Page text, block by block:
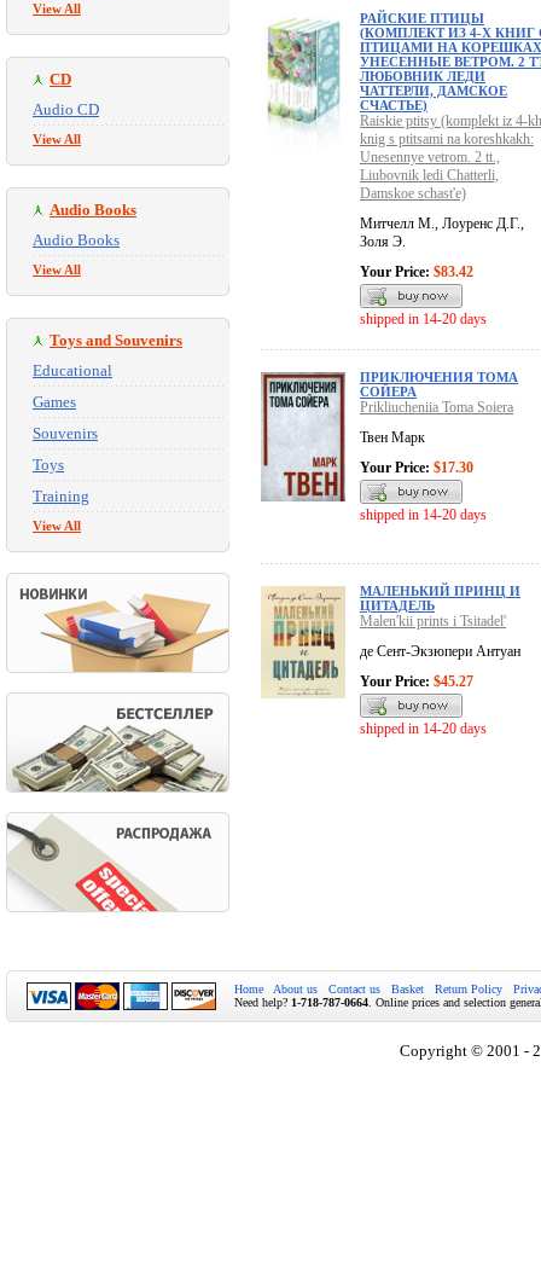
View All
CD
Audio CD
View All
Audio Books
Audio Books
View All
Toys and Souvenirs
Educational
Games
Souvenirs
Toys
Training
View All
РАЙСКИЕ ПТИЦЫ
(КОМПЛЕКТ ИЗ 4-Х КНИГ
ПТИЦАМИ НА
УНЕСЕННЫЕ ВЕТРОМ. 2
ЛЮБОВНИК ЛЕДИ
ЧАТТЕРЛИ, ДАМСКОЕ
СЧАСТЬЕ)
Raiskie ptitsy (komplekt iz 4-kh
knig s ptitsami na koreshkakh:
Unesennye vetrom. 2 tt.,
Liubovnik ledi Chatterli,
Damskoe schast'e)
Митчелл М., Лоуренс Д.Г.,
Золя Э.
Your Price: $83.42
shipped in 14-20 days
ПРИКЛЮЧЕНИЯ ТОМА
СОЙЕРА
Prikliucheniia Toma Soiera
Твен Марк
Your Price: $17.30
shipped in 14-20 days
МАЛЕНЬКИЙ ПРИНЦ И
ЦИТАДЕЛЬ
Malen'kii prints i Tsitadel'
де Сент-Экзюпери Антуан
Your Price: $45.27
shipped in 14-20 days
Home About us Contact us Basket Return Policy
Need help? 1-718-787-0664 . Online prices and selection
Copyright © 2001 -